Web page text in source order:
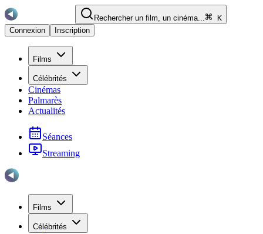
Rechercher un film, un cinéma...
K
Connexion
Inscription
Films
Célébrités
Cinémas
Palmarès
Actualités
Séances
Streaming
Films
Célébrités